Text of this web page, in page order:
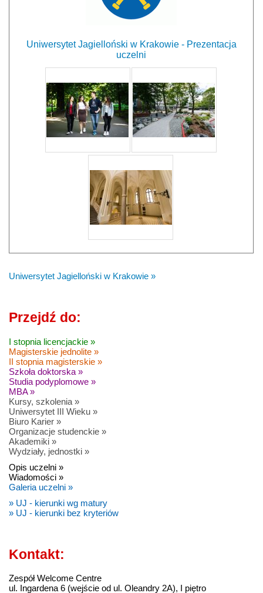
Uniwersytet Jagielloński w Krakowie - Prezentacja
uczelni
Uniwersytet Jagielloński w Krakowie »
Przejdź do:
I stopnia licencjackie »
Magisterskie jednolite »
II stopnia magisterskie »
Szkoła doktorska »
Studia podyplomowe »
MBA »
Kursy, szkolenia »
Uniwersytet III Wieku »
Biuro Karier »
Organizacje studenckie »
Akademiki »
Wydziały, jednostki »
Opis uczelni »
Wiadomości »
Galeria uczelni »
» UJ - kierunki wg matury
» UJ - kierunki bez kryteriów
Kontakt:
Zespół Welcome Centre
ul. Ingardena 6 (wejście od ul. Oleandry 2A), I piętro